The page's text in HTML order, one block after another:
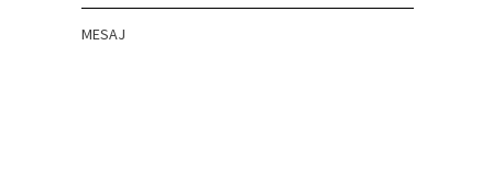
MESAJ